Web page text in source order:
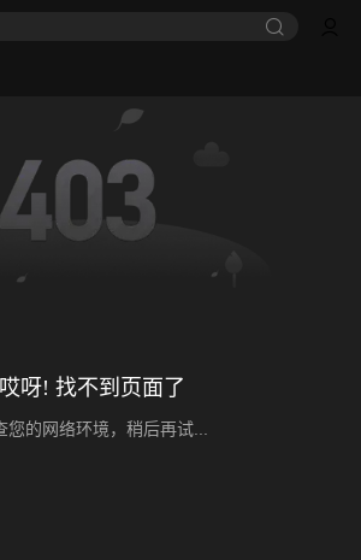
哎呀! 找不到页面了
您的网络环境，稍后再试...